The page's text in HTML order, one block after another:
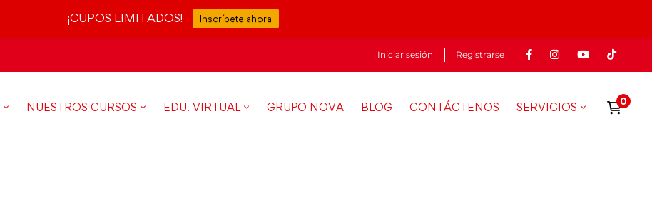
Iniciar sesión Registrarse
NUESTROS CURSOS EDU. VIRTUAL GRUPO NOVA BLOG CONTÁCTENOS SERVICIOS
¡CUPOS LIMITADOS! Inscríbete ahora